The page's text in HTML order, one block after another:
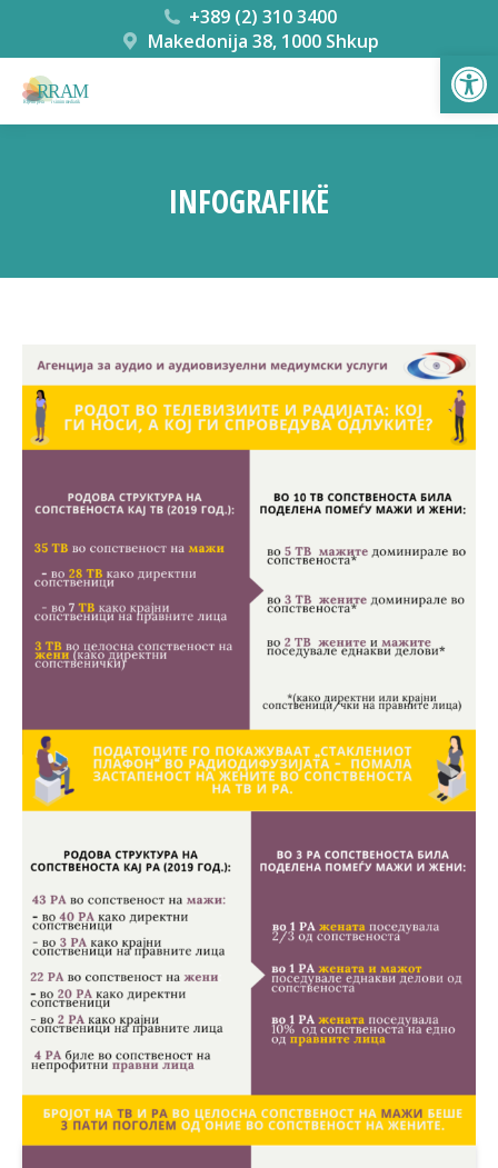
+389 (2) 310 3400
Makedonija 38, 1000 Shkup
INFOGRAFIKË